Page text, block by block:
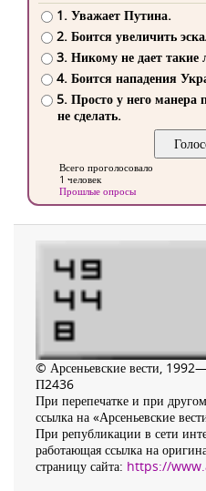
1. Уважает Путина.
2. Боится увеличить
3. Никому не дает такие
4. Боится нападения
5. Просто у него манера
не сделать.
Всего проголосовало
1 человек
Прошлые опросы
© Арсеньевские вести,
П2436
При перепечатке и при
ссылка на «Арсеньевские
При републикации в сети
работающая ссылка на
страницу сайта: https://